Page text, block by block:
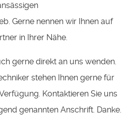
Gerne nennen wir Ihnen auf
in Ihrer Nähe.
gerne direkt an uns wenden.
stehen Ihnen gerne für
Kontaktieren Sie uns
genannten Anschrift. Danke.